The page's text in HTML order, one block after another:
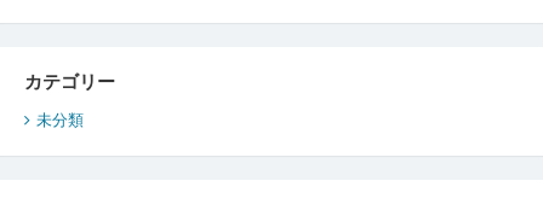
カテゴリー
未分類